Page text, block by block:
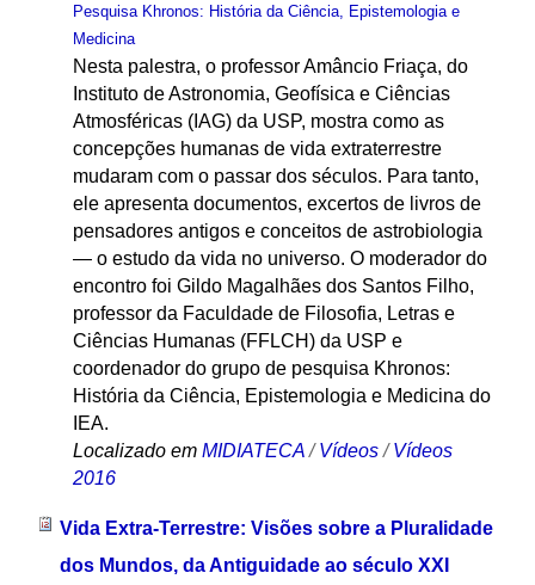
Pesquisa Khronos: História da Ciência, Epistemologia e
Medicina
Nesta palestra, o professor Amâncio Friaça, do
Instituto de Astronomia, Geofísica e Ciências
Atmosféricas (IAG) da USP, mostra como as
concepções humanas de vida extraterrestre
mudaram com o passar dos séculos. Para tanto,
ele apresenta documentos, excertos de livros de
pensadores antigos e conceitos de astrobiologia
— o estudo da vida no universo. O moderador do
encontro foi Gildo Magalhães dos Santos Filho,
professor da Faculdade de Filosofia, Letras e
Ciências Humanas (FFLCH) da USP e
coordenador do grupo de pesquisa Khronos:
História da Ciência, Epistemologia e Medicina do
IEA.
Localizado em MIDIATECA /Vídeos /Vídeos
2016
Vida Extra-Terrestre: Visões sobre a Pluralidade
dos Mundos, da Antiguidade ao século XXI